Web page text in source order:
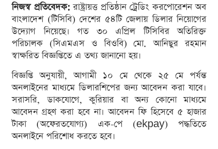
নিজস্ব প্রতিবেদক:রাষ্ট্রায়ত্ত প্রতিষ্ঠান ট্রেডিং করপোরেশন অব
বাংলাদেশ (টিসিবি) দেশের ৫৪টি জেলায় ডিলার নিয়োগের
উদ্যোগ নিয়েছে। গত ৩০ এপ্রিল টিসিবির অতিরিক্ত
পরিচালক (সিএমএস ও বিওবি) মো. আনিছুর রহমান
স্বাক্ষরিত বিজ্ঞপ্তিতে এ তথ্য জানানো হয়।
বিজ্ঞপ্তি অনুযায়ী, আগামী ১০ মে থেকে ২৫ মে পর্যন্ত
অনলাইনের মাধ্যমে ডিলারশিপের জন্য আবেদন করা যাবে।
সরাসরি, ডাকযোগে, কুরিয়ার বা অন্য কোনো মাধ্যমে
আবেদন গ্রহণ করা হবে না। আবেদন ফি হিসেবে ৫ হাজার
টাকা (অফেরতযোগ্য) এক-পে (ekpay) পদ্ধতিতে
অনলাইনে পরিশোধ করতে হবে।